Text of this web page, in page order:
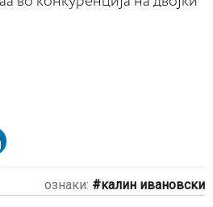
ознаки: калин ивановски